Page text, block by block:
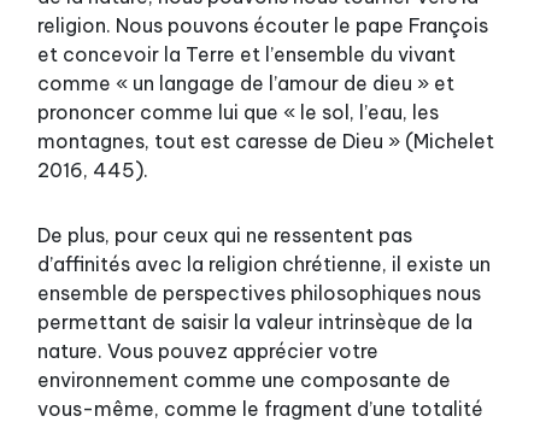
religion. Nous pouvons écouter le pape François
et concevoir la Terre et l’ensemble du vivant
comme « un langage de l’amour de dieu » et
prononcer comme lui que « le sol, l’eau, les
montagnes, tout est caresse de Dieu » (Michelet
2016, 445).
De plus, pour ceux qui ne ressentent pas
d’affinités avec la religion chrétienne, il existe un
ensemble de perspectives philosophiques nous
permettant de saisir la valeur intrinsèque de la
nature. Vous pouvez apprécier votre
environnement comme une composante de
vous-même, comme le fragment d’une totalité